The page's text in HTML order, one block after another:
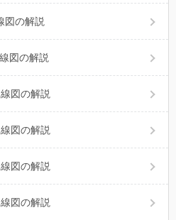
図の解説
図の解説
図の解説
図の解説
図の解説
図の解説